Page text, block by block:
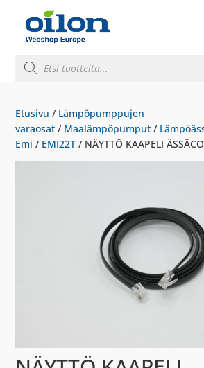
search
Etusivu / Lämpöpumppujen
varaosat / Maalämpöpumput /
Emi / EMI22T / NÄYTTÖ KAAPELI